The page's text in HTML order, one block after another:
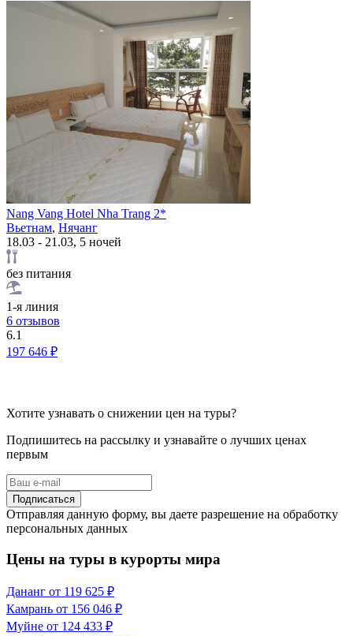
Nang Vang Hotel Nha Trang 2*
Вьетнам, Нячанг
18.03 - 21.03, 5 ночей
без питания
1-я линия
6 отзывов
6.1
197 646 ₽
Хотите узнавать о снижении цен на туры?
Подпишитесь на рассылку и узнавайте о лучших ценах
первым
Подписаться
Отправляя данную форму, вы даете разрешение на обработку
персональных данных
Цены на туры в курорты мира
Дананг от 119 625 ₽
Камрань от 156 046 ₽
Муйне от 124 433 ₽